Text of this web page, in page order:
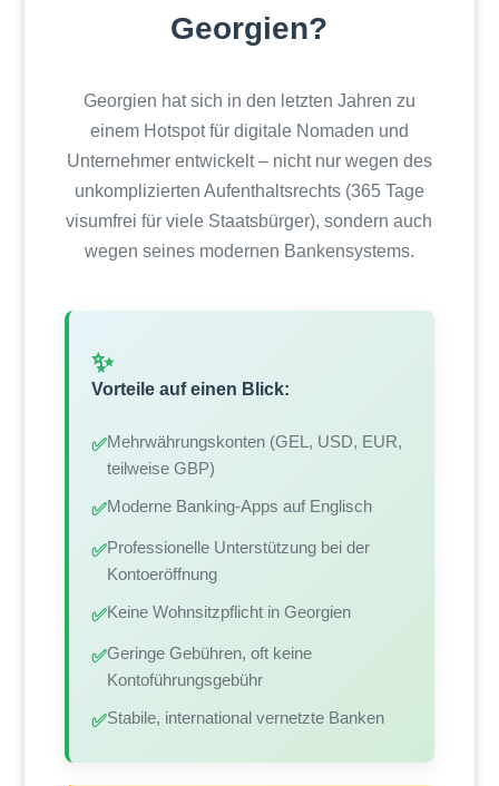
Georgien?
Georgien hat sich in den letzten Jahren zu
einem Hotspot für digitale Nomaden und
Unternehmer entwickelt – nicht nur wegen des
unkomplizierten Aufenthaltsrechts (365 Tage
visumfrei für viele Staatsbürger), sondern auch
wegen seines modernen Bankensystems.
✨
Vorteile auf einen Blick:
✅Mehrwährungskonten (GEL, USD, EUR,
teilweise GBP)
✅Moderne Banking-Apps auf Englisch
✅Professionelle Unterstützung bei der
Kontoeröffnung
✅Keine Wohnsitzpflicht in Georgien
✅Geringe Gebühren, oft keine
Kontoführungsgebühr
✅Stabile, international vernetzte Banken